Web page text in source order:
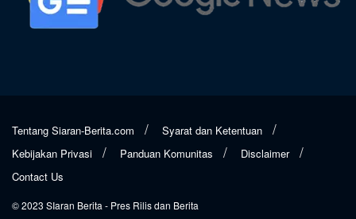
Tentang Siaran-Berita.com
Syarat dan Ketentuan
Kebijakan Privasi
Panduan Komunitas
Disclaimer
Contact Us
© 2023 SIaran Berita - Pres Rilis dan Berita